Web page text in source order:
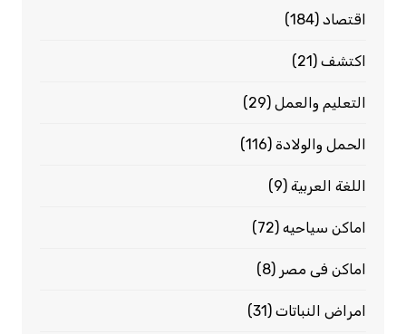
اقتصاد(184)
اكتشف(21)
التعليم والعمل(29)
الحمل والولادة(116)
اللغة العربية(9)
اماكن سياحيه(72)
اماكن فى مصر (8)
امراض النباتات(31)